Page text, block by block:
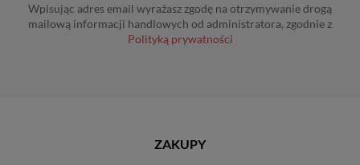
Wpisując adres email wyrażasz zgodę na otrzymywanie drogą
mailową informacji handlowych od administratora, zgodnie z
Polityką prywatności
ZAKUPY